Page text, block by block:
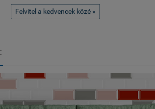
Felvitel a kedvencek közé »